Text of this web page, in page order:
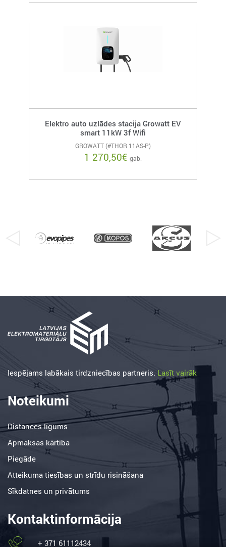
Elektro auto uzlādes stacija Growatt EV
smart 11kW 3f Wifi
GROWATT (#THOR 11AS-P)
1 270,50€ gab.
Iespējams labākais tirdzniecības partneris. Lasīt vairāk
Noteikumi
Distances līgums
Apmaksas kārtība
Piegāde
Atteikuma tiesības un strīdu risināšana
Sīkdatnes un privātums
Kontaktinformācija
+ 371 61112434